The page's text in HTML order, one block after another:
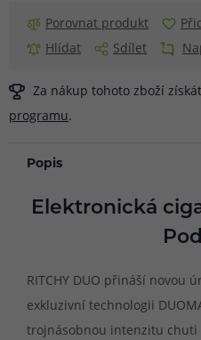
Porovnat produkt
Hlídat
Sdílet
Za nákup tohoto zboží
programu.
Popis
Elektronická
RITCHY DUO přináší novou
exkluzivní technologii
trojnásobnou intenzitu